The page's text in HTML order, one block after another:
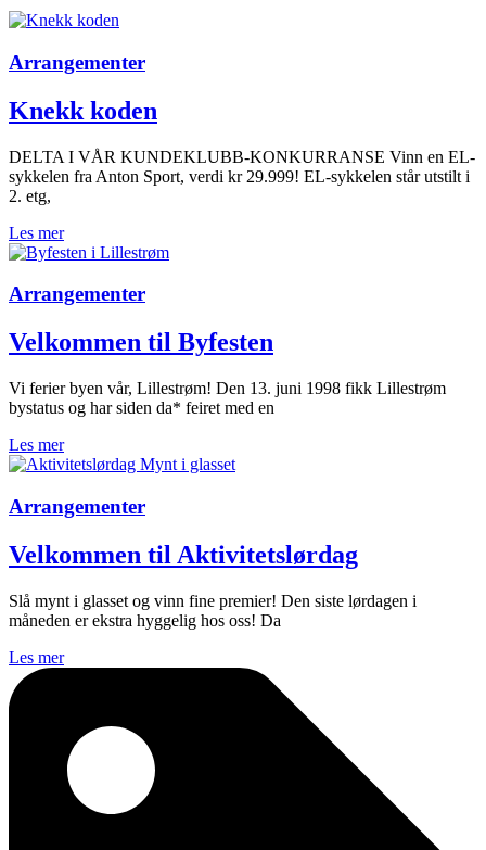
Arrangementer
Knekk koden
DELTA I VÅR KUNDEKLUBB-KONKURRANSE Vinn en EL-
sykkelen fra Anton Sport, verdi kr 29.999! EL-sykkelen står utstilt i
2. etg,
Les mer
Arrangementer
Velkommen til Byfesten
Vi ferier byen vår, Lillestrøm! Den 13. juni 1998 fikk Lillestrøm
bystatus og har siden da* feiret med en
Les mer
Arrangementer
Velkommen til Aktivitetslørdag
Slå mynt i glasset og vinn fine premier! Den siste lørdagen i
måneden er ekstra hyggelig hos oss! Da
Les mer